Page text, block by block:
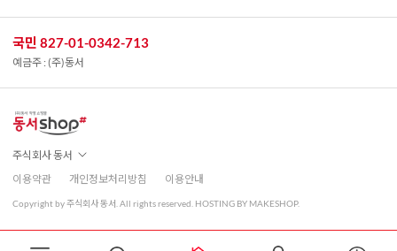
국민 827-01-0342-713
예금주 : (주)동서
주식회사 동서
이용약관
개인정보처리방침 이용안내
Copyright by 주식회사 동서. All rights reserved. HOSTING BY MAKESHOP.